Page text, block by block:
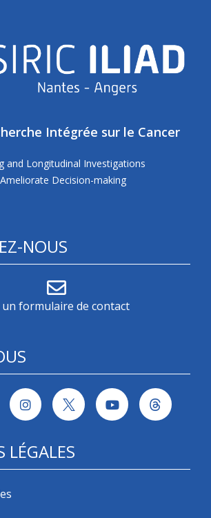
Intégrée sur le Cancer
and Longitudinal Investigations
Decision-making
NOUS
un formulaire de contact
LÉGALES